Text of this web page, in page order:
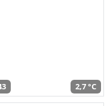
2,7 °C